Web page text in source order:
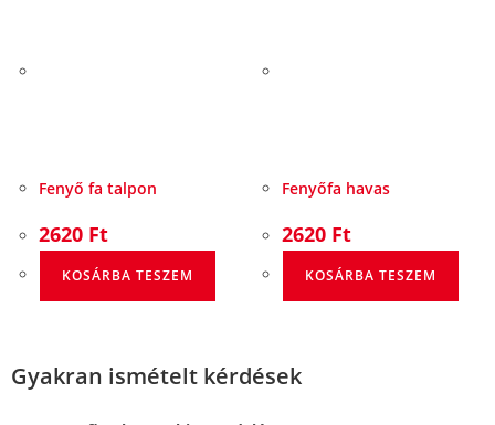
Fenyő fa talpon
2620 Ft
KOSÁRBA TESZEM
Fenyőfa havas
2620 Ft
KOSÁRBA TESZEM
Gyakran ismételt kérdések